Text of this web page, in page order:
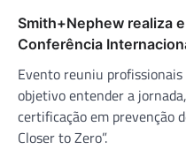
Smith+Nephew realiza
Conferência
Evento reuniu
objetivo entender a
certificação em prevenção
Closer to Zero”.